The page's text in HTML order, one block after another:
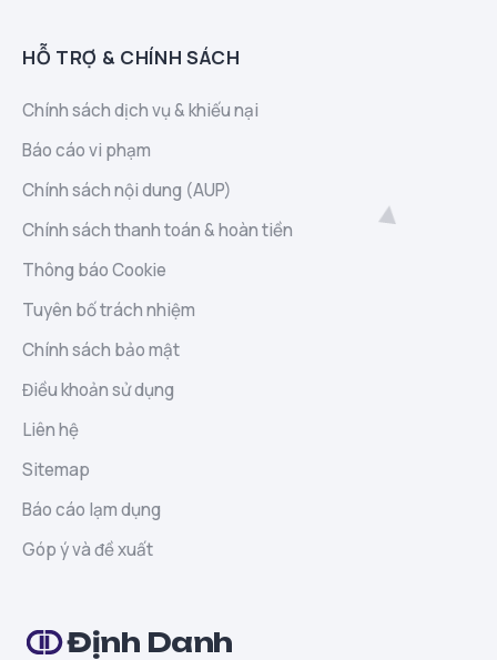
HỖ TRỢ & CHÍNH SÁCH
Chính sách dịch vụ & khiếu nại
Báo cáo vi phạm
Chính sách nội dung (AUP)
Chính sách thanh toán & hoàn tiền
Thông báo Cookie
Tuyên bố trách nhiệm
Chính sách bảo mật
Điều khoản sử dụng
Liên hệ
Sitemap
Báo cáo lạm dụng
Góp ý và đề xuất
Định Danh